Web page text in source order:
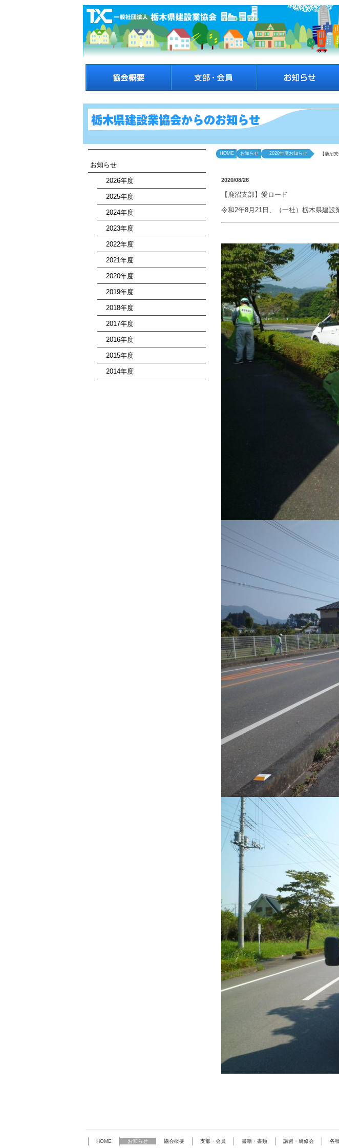
お知らせ
2026年度
2025年度
2024年度
2023年度
2022年度
2021年度
2020年度
2019年度
2018年度
2017年度
2016年度
2015年度
2014年度
HOME お知らせ 2020年度お知らせ 【鹿沼
2020/08/26
【鹿沼支部】愛ロード
令和2年8月21日、（一社）栃木県建設
HOME お知らせ 協会概要 支部・会員 書籍・書類 講習・研修会 各